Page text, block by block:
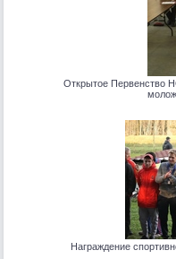
Открытое Первенство
Награждение